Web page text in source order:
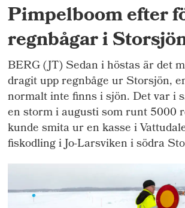
Pimpelboom efter
regnbågar i
BERG (JT) Sedan i höstas är det
dragit upp regnbåge ur Storsjön,
normalt inte finns i sjön. Det var i
en storm i augusti som runt 5000
kunde smita ur en kasse i
fiskodling i Jo-Larsviken i södra